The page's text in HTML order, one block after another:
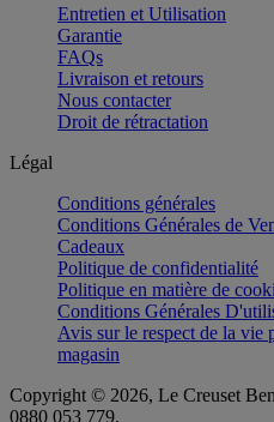
Entretien et Utilisation
Garantie
FAQs
Livraison et retours
Nous contacter
Droit de rétractation
Légal
Conditions générales
Conditions Générales de
Cadeaux
Politique de confidentialité
Politique en matière de
Conditions Générales
Avis sur le respect de la vie
magasin
Copyright © 2026, Le Creuset
0880 053 779.